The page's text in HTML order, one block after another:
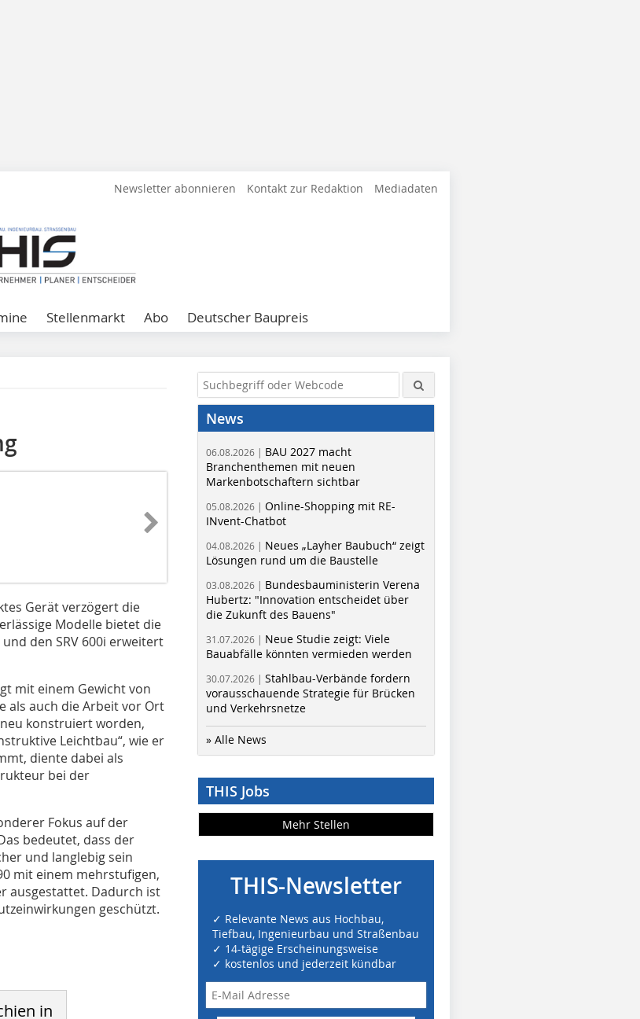
Newsletter abonnieren Kontakt zur Redaktion Mediadaten
Stellenmarkt Abo Deutscher Baupreis
Gerät verzögert die
Modelle bietet die
den SRV 600i erweitert
mit einem Gewicht von
als auch die Arbeit vor Ort
konstruiert worden,
Leichtbau“, wie er
diente dabei als
bei der
Fokus auf der
bedeutet, dass der
und langlebig sein
mit einem mehrstufigen,
ausgestattet. Dadurch ist
geschützt.
in
News
06.08.2026 | BAU 2027 macht
Branchenthemen mit neuen
Markenbotschaftern sichtbar
05.08.2026 | Online-Shopping mit RE-
INvent-Chatbot
04.08.2026 | Neues „Layher Baubuch“ zeigt
Lösungen rund um die Baustelle
03.08.2026 | Bundesbauministerin Verena
Hubertz: "Innovation entscheidet über
die Zukunft des Bauens"
31.07.2026 | Neue Studie zeigt: Viele
Bauabfälle könnten vermieden werden
30.07.2026 | Stahlbau-Verbände fordern
vorausschauende Strategie für Brücken
und Verkehrsnetze
» Alle News
THIS Jobs
Mehr Stellen
THIS-Newsletter
✓ Relevante News aus Hochbau,
Tiefbau, Ingenieurbau und Straßenbau
✓ 14-tägige Erscheinungsweise
✓ kostenlos und jederzeit kündbar